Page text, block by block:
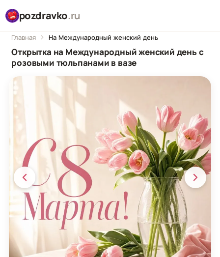
pozdravko.ru
Главная На Международный женский день
Открытка на Международный женский день с
розовыми тюльпанами в вазе